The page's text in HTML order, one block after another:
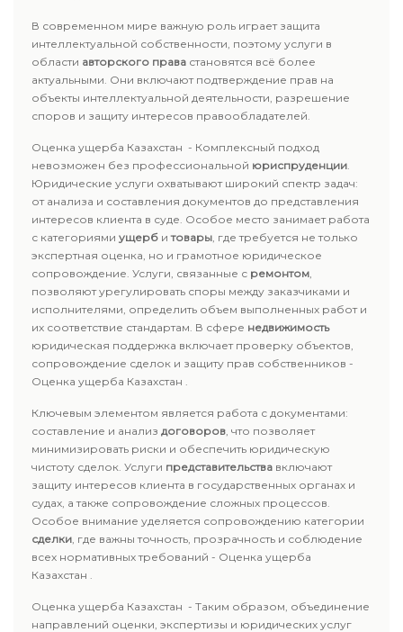
В современном мире важную роль играет защита
интеллектуальной собственности, поэтому услуги в
области авторского права становятся всё более
актуальными. Они включают подтверждение прав на
объекты интеллектуальной деятельности, разрешение
споров и защиту интересов правообладателей.
Оценка ущерба Казахстан - Комплексный подход
невозможен без профессиональной юриспруденции.
Юридические услуги охватывают широкий спектр задач:
от анализа и составления документов до представления
интересов клиента в суде. Особое место занимает работа
с категориями ущерб итовары, где требуется не только
экспертная оценка, но и грамотное юридическое
сопровождение. Услуги, связанные с ремонтом,
позволяют урегулировать споры между заказчиками и
исполнителями, определить объем выполненных работ и
их соответствие стандартам. В сфере недвижимость
юридическая поддержка включает проверку объектов,
сопровождение сделок и защиту прав собственников -
Оценка ущерба Казахстан .
Ключевым элементом является работа с документами:
составление и анализ договоров, что позволяет
минимизировать риски и обеспечить юридическую
чистоту сделок. Услуги представительства включают
защиту интересов клиента в государственных органах и
судах, а также сопровождение сложных процессов.
Особое внимание уделяется сопровождению категории
сделки, где важны точность, прозрачность и соблюдение
всех нормативных требований - Оценка ущерба
Казахстан .
Оценка ущерба Казахстан - Таким образом, объединение
направлений оценки, экспертизы и юридических услуг